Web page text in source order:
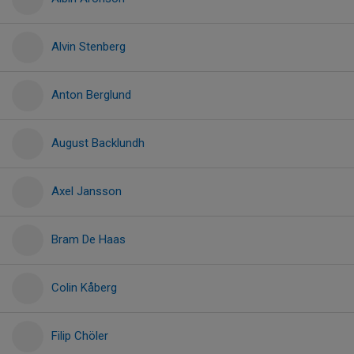
Alvin Stenberg
Anton Berglund
August Backlundh
Axel Jansson
Bram De Haas
Colin Kåberg
Filip Chöler